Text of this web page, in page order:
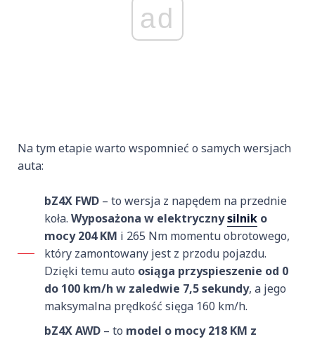
ad
Na tym etapie warto wspomnieć o samych wersjach
auta:
bZ4X FWD – to wersja z napędem na przednie
koła. Wyposażona w elektrycznysilnik o
mocy 204 KM i 265 Nm momentu obrotowego,
który zamontowany jest z przodu pojazdu.
Dzięki temu auto osiąga przyspieszenie od 0
do 100 km/h w zaledwie 7,5 sekundy, a jego
maksymalna prędkość sięga 160 km/h.
bZ4X AWD – to model o mocy 218 KM z